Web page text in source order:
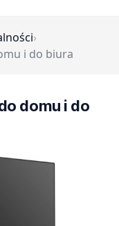
›
i do biura
domu i do